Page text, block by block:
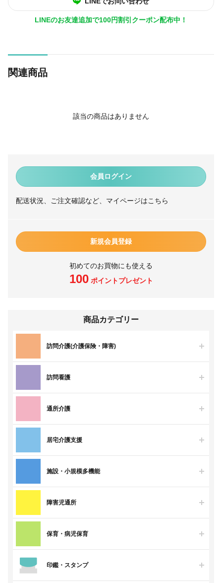
会員ログイン
配送状況、ご注文確認など、マイページはこちら
新規会員登録
初めてのお買物にも使える
100ポイントプレゼント
商品カテゴリー
訪問介護(介護保険・障害)
訪問看護
通所介護
居宅介護支援
施設・小規模多機能
障害児通所
保育・病児保育
印鑑・スタンプ
LINEのお友達追加で100円割引クーポン配布中！
関連商品
該当の商品はありません